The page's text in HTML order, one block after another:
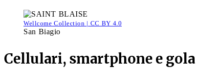
Wellcome Collection | CC BY 4.0
San Biagio
Cellulari, smartphone e gola